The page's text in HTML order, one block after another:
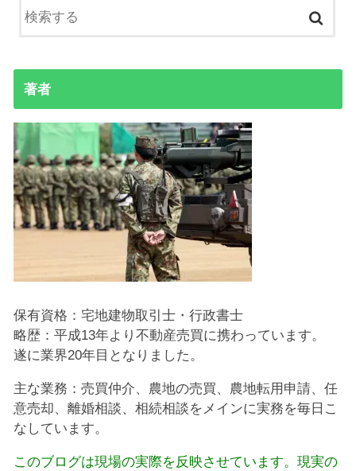
著者
保有資格：宅地建物取引士・行政書士
略歴：平成13年より不動産売買に携わっています。
遂に業界20年目となりました。
主な業務：売買仲介、農地の売買、農地転用申請、任
意売却、離婚相談、相続相談をメインに実務を毎日こ
なしています。
このブログは現場の実際を反映させています。現実の